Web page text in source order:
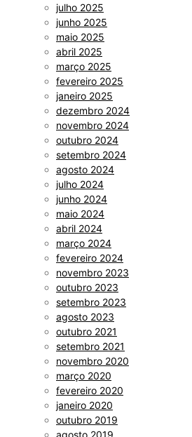
julho 2025
junho 2025
maio 2025
abril 2025
março 2025
fevereiro 2025
janeiro 2025
dezembro 2024
novembro 2024
outubro 2024
setembro 2024
agosto 2024
julho 2024
junho 2024
maio 2024
abril 2024
março 2024
fevereiro 2024
novembro 2023
outubro 2023
setembro 2023
agosto 2023
outubro 2021
setembro 2021
novembro 2020
março 2020
fevereiro 2020
janeiro 2020
outubro 2019
agosto 2019